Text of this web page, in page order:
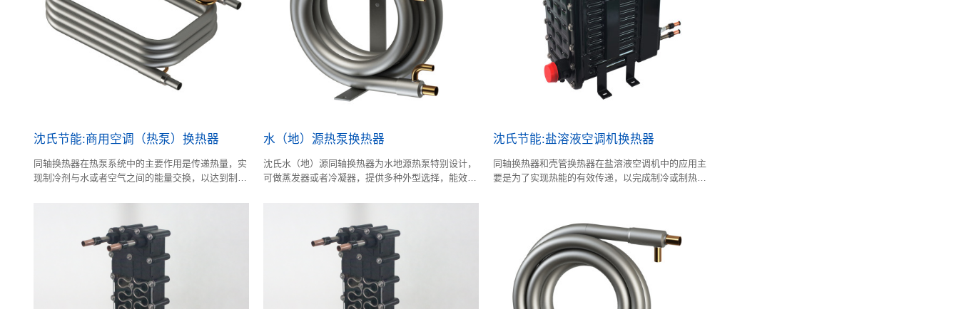
沈氏节能:商用空调（热泵）换热器
同轴换热器在热泵系统中的主要作用是传递热量，实
现制冷剂与水或者空气之间的能量交换，以达到制热
水（地）源热泵换热器
沈氏水（地）源同轴换热器为水地源热泵特别设计，
可做蒸发器或者冷凝器，提供多种外型选择，能效
沈氏节能:盐溶液空调机换热器
同轴换热器和壳管换热器在盐溶液空调机中的应用主
要是为了实现热能的有效传递，以完成制冷或制热循
合处理大流量、需长期稳定运行的系统。